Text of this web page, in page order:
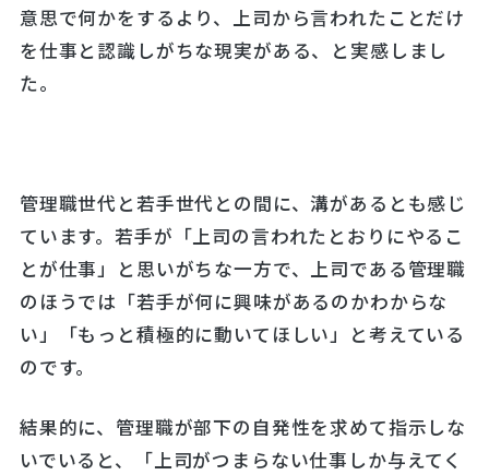
意思で何かをするより、上司から言われたことだけ
を仕事と認識しがちな現実がある、と実感しまし
た。
管理職世代と若手世代との間に、溝があるとも感じ
ています。若手が「上司の言われたとおりにやるこ
とが仕事」と思いがちな一方で、上司である管理職
のほうでは「若手が何に興味があるのかわからな
い」「もっと積極的に動いてほしい」と考えている
のです。
結果的に、管理職が部下の自発性を求めて指示しな
いでいると、「上司がつまらない仕事しか与えてく